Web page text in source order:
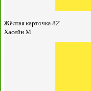
Жёлтая карточка 82'
Хасейн М